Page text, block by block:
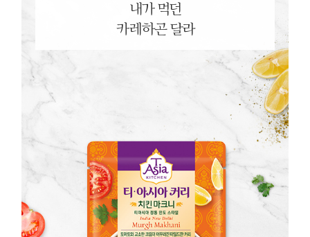
내가 먹던
카레하곤 달라